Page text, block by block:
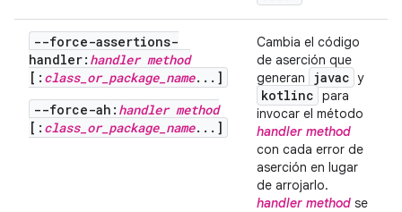
--force-assertions-
handler: handler method
[: class_or_package_name...]
--force-ah: handler method
[: class_or_package_name...]
Cambia el código
de aserción que
generan
javac y
kotlinc para
invocar el método
handler method
con cada error de
aserción en lugar
de arrojarlo.
handler method se